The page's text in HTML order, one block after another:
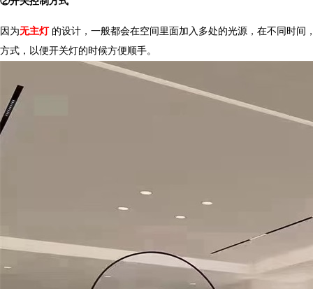
因为无主灯 的设计，一般都会在空间里面加入多处的光源，在不同时间
方式，以便开关灯的时候方便顺手。